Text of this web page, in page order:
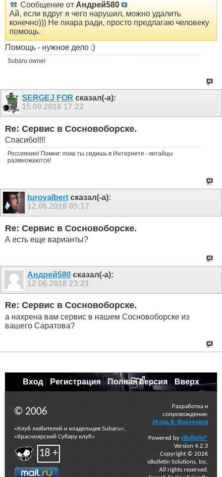
Сообщение от Андрей580
Ай, если вдруг я чего нарушил, можно удалить
конечно))) Не пиара ради, просто предлагаю человеку
помощь.
Помощь - нужное дело :)
Subaru owner
SERGEJ FOR сказал(-а):
15.09.2016 17:22
Re: Сервис в Сосновоборске.
Спасибо!!!!
Россиянин! Помни: пока ты сидишь в Интернете - китайцы
размножаются!
turovalbert сказал(-а):
12.06.2018 05:17
Re: Сервис в Сосновоборске.
А есть еще варианты?
Андрей580 сказал(-а):
12.06.2018 23:21
Re: Сервис в Сосновоборске.
а нахрена вам сервис в нашем Сосновоборске из
вашего Саратова?
Вход Регистрация Полная версия Вверх
© 2006
«Клуб любителей и владельцев Subaru»,
«Красноярский Субару клуб»
18 +
Разработка и
сопровождение:
Игорь В. Фроленков
Powered by vBulletin®
Version 4.2.3
Copyright © 2026
vBulletin Solutions, Inc.
All rights reserved.